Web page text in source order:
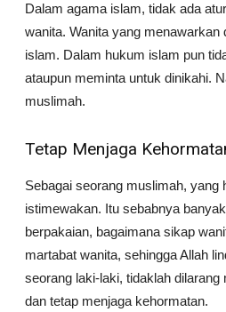
Dalam agama islam, tidak ada
wanita. Wanita yang
islam. Dalam hukum islam pun
ataupun meminta untuk dinikahi.
muslimah.
Tetap Menjaga
Sebagai seorang muslimah, yang
istimewakan. Itu sebabnya
berpakaian, bagaimana sikap
martabat wanita, sehingga Allah
seorang laki-laki, tidaklah
dan tetap menjaga kehormatan.